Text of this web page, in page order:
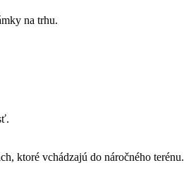
na trhu.
ktoré vchádzajú do náročného terénu.